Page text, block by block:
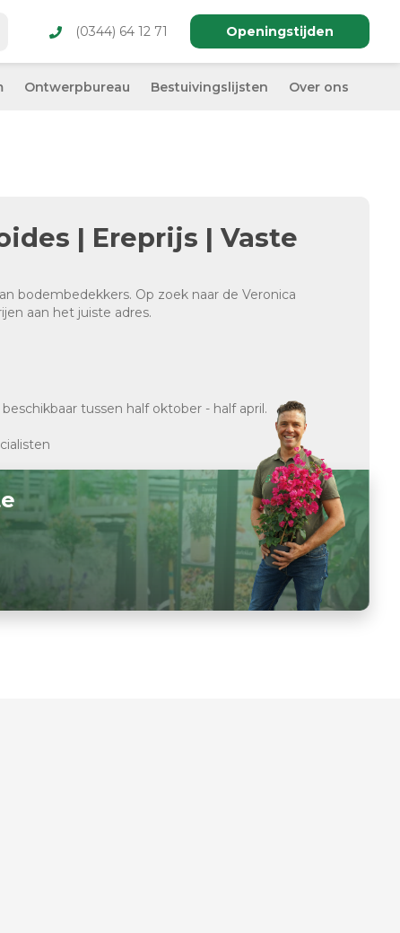
(0344) 64 12 71 Openingstijden
Ontwerpbureau Bestuivingslijsten Over ons
| Ereprijs | Vaste
bodembedekkers. Op zoek naar de Veronica
aan het juiste adres.
beschikbaar tussen half oktober - half april.